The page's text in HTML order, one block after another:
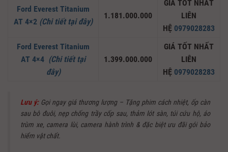
Ford Everest Titanium
AT 4×2 (Chi tiết tại đây)
1.181.000.000
GIÁ TỐT NHẤT
LIÊN
HỆ 0979028283
Ford Everest Titanium
AT 4×4 (Chi tiết tại
đây)
1.399.000.000
GIÁ TỐT NHẤT
LIÊN
HỆ 0979028283
Lưu ý:Gọi ngay giá thương lượng – Tặng phim cách nhiệt, ốp càn
sau bô đuôi, nẹp chống trầy cốp sau, thảm lót sàn, túi cứu hộ, áo
trùm xe, camera lùi, camera hành trình & đặc biệt ưu đãi gói bảo
hiểm vật chất.